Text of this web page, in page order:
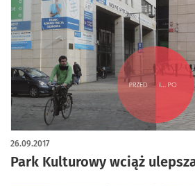
Park Kulturowy wciąż
26.09.2017